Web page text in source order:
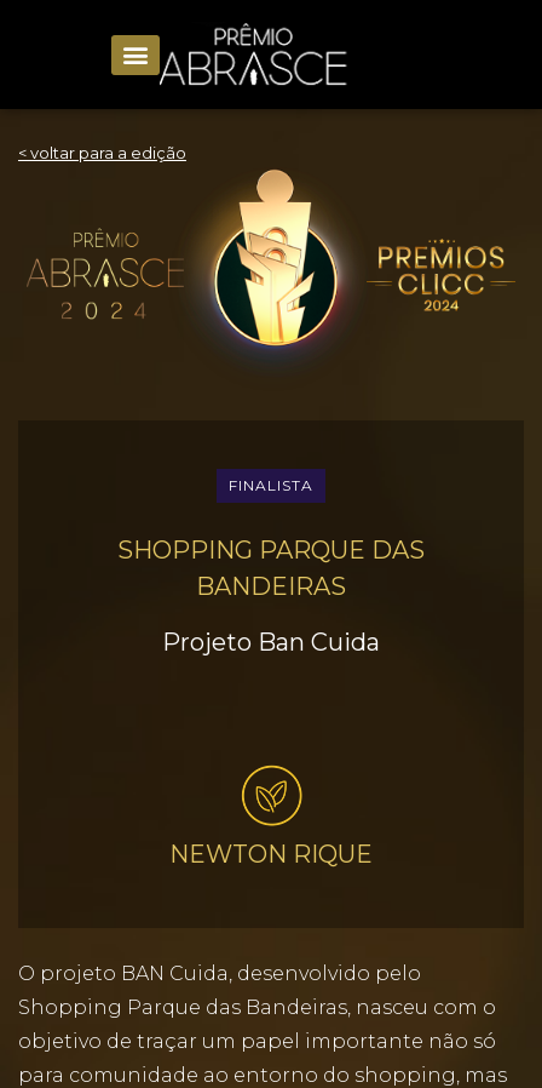
< voltar para a edição
FINALISTA
SHOPPING PARQUE DAS
BANDEIRAS
Projeto Ban Cuida
NEWTON RIQUE
O projeto BAN Cuida, desenvolvido pelo
Shopping Parque das Bandeiras, nasceu com o
objetivo de traçar um papel importante não só
para comunidade ao entorno do shopping, mas